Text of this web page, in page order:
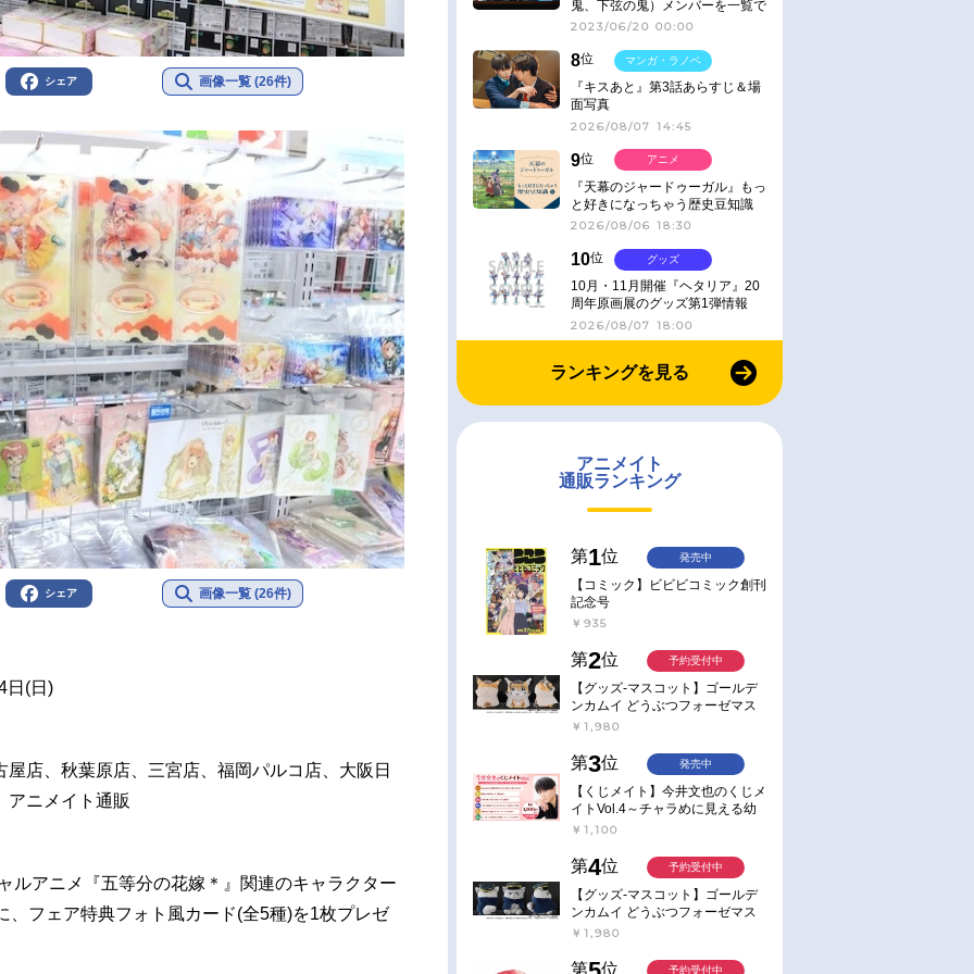
シェア 画像一覧 (26件)
シェア 画像一覧 (26件)
日(日)
店、秋葉原店、三宮店、福岡パルコ店、大阪日
アニメイト通販
ルアニメ『五等分の花嫁＊』関連のキャラクター
、フェア特典フォト風カード(全5種)を1枚プレゼ
鬼、下弦の鬼）メンバーを一覧で
紹介＆解説（登場鬼の情報まと
2023/06/20 00:00
8位
『キスあと』第3話あらすじ＆場
面写真
2026/08/07 14:45
マンガ・ラノベ
9位
『天幕のジャードゥーガル』もっ
と好きになっちゃう歴史豆知識
2026/08/06 18:30
アニメ
10位
10月・11月開催『ヘタリア』20
周年原画展のグッズ第1弾情報
2026/08/07 18:00
グッズ
ランキングを見る
アニメイト
通販ランキング
第1位
【コミック】ビビビコミック創刊
記念号
￥935
発売中
第2位
【グッズ-マスコット】ゴールデ
ンカムイ どうぶつフォーゼマス
コット 4.尾形百之助【再販】
￥1,980
予約受付中
第3位
【くじメイト】今井文也のくじメ
イトVol.4～チャラめに見える幼
馴染、実は一途で独占欲が強いん
￥1,100
発売中
第4位
【グッズ-マスコット】ゴールデ
ンカムイ どうぶつフォーゼマス
コット 5.月島軍曹【再販】
￥1,980
予約受付中
第 位 予約受付中